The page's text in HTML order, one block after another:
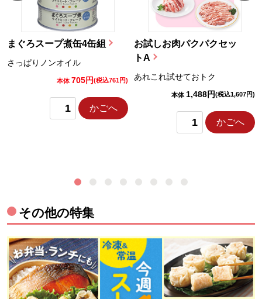
まぐろスープ煮缶4缶組
さっぱりノンオイル
本体 705円(税込761円)
かごへ
お試しお肉パクパクセッ
トA
あれこれ試せておトク
本体 1,488円(税込1,607円)
かごへ
その他の特集